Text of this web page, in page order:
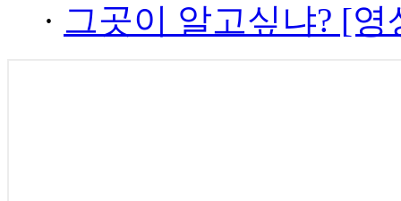
· 그곳이 알고싶냐? [